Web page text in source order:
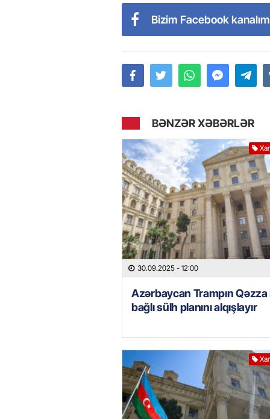
Bizim Facebook
BƏNZƏR XƏBƏRLƏR
30.09.2025 - 12:00
Azərbaycan Trampın Qəzza
bağlı sülh planını alqışlayır